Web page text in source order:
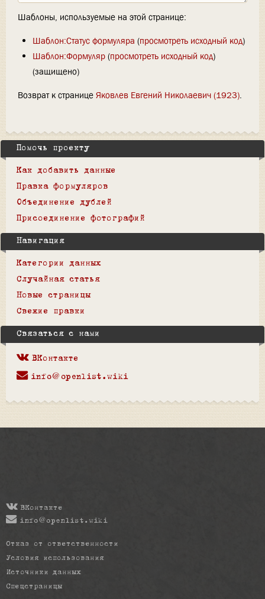
Шаблоны, используемые на этой странице:
Шаблон:Статус формуляра (просмотреть исходный код)
Шаблон:Формуляр(просмотреть исходный код)
(защищено)
Возврат к странице Яковлев Евгений Николаевич (1923).
Помочь проекту
Как добавить данные
Правка формуляров
Объединение дублей
Присоединение фотографий
Навигация
Категории данных
Случайная статья
Новые страницы
Свежие правки
Связаться с нами
ВКонтакте
info@openlist.wiki
ВКонтакте
info@openlist.wiki
Отказ от ответственности
Условия использования
Источники данных
Спецстраницы